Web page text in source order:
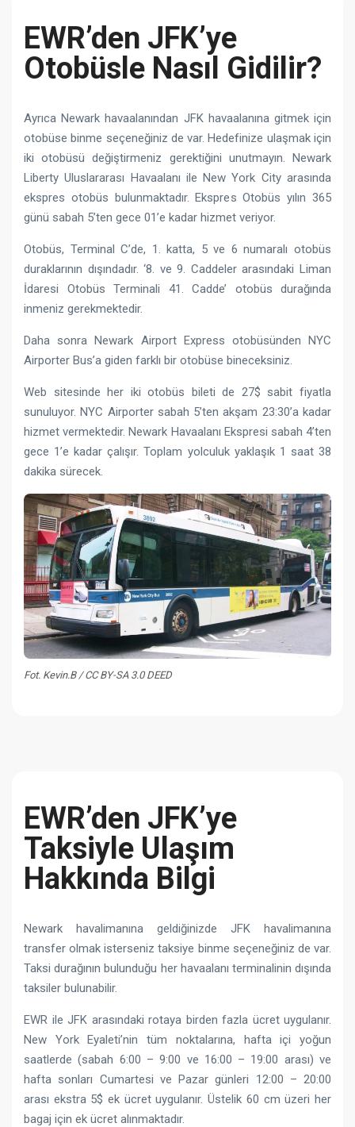
EWR’den JFK’ye
Otobüsle Nasıl Gidilir?
Ayrıca Newark havaalanından JFK havaalanına gitmek için
otobüse binme seçeneğiniz de var. Hedefinize ulaşmak için
iki otobüsü değiştirmeniz gerektiğini unutmayın. Newark
Liberty Uluslararası Havaalanı ile New York City arasında
ekspres otobüs bulunmaktadır. Ekspres Otobüs yılın 365
günü sabah 5’ten gece 01’e kadar hizmet veriyor.
Otobüs, Terminal C’de, 1. katta, 5 ve 6 numaralı otobüs
duraklarının dışındadır. ‘8. ve 9. Caddeler arasındaki Liman
İdaresi Otobüs Terminali 41. Cadde’ otobüs durağında
inmeniz gerekmektedir.
Daha sonra Newark Airport Express otobüsünden NYC
Airporter Bus’a giden farklı bir otobüse bineceksiniz.
Web sitesinde her iki otobüs bileti de 27$ sabit fiyatla
sunuluyor. NYC Airporter sabah 5’ten akşam 23:30’a kadar
hizmet vermektedir. Newark Havaalanı Ekspresi sabah 4’ten
gece 1’e kadar çalışır. Toplam yolculuk yaklaşık 1 saat 38
dakika sürecek.
Fot. Kevin.B / CC BY-SA 3.0 DEED
EWR’den JFK’ye
Taksiyle Ulaşım
Hakkında Bilgi
Newark havalimanına geldiğinizde JFK havalimanına
transfer olmak isterseniz taksiye binme seçeneğiniz de var.
Taksi durağının bulunduğu her havaalanı terminalinin dışında
taksiler bulunabilir.
EWR ile JFK arasındaki rotaya birden fazla ücret uygulanır.
New York Eyaleti’nin tüm noktalarına, hafta içi yoğun
saatlerde (sabah 6:00 – 9:00 ve 16:00 – 19:00 arası) ve
hafta sonları Cumartesi ve Pazar günleri 12:00 – 20:00
arası ekstra 5$ ek ücret uygulanır. Üstelik 60 cm üzeri her
bagaj için ek ücret alınmaktadır.